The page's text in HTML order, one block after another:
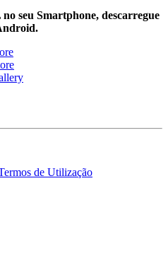
seu Smartphone, descarregue
de Utilização